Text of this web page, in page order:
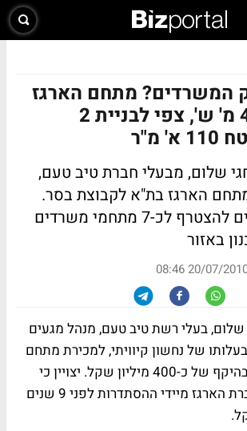
המשרדים? מתחם הארגז
יימכר ב-400 מ' ש', צפי לבניית 2
מ"ר
שלום, מבעלי חברת טיב טעם,
הארגז בת"א לקבוצת בסר.
המגדלים עתידים להצטרף לכ-7 מתחמי משרדים
באזור
20/07/2010
בעלי רשת טיב טעם, מנהל מגעים
של נחשון קיוויתי, למכירת מתחם
הארגז בתל אביב בהיקף של כ-400 מיליון שקל. יצויין כי
שלום רכש את חברת הארגז מיידי ההסתדרות לפני 9 שנים